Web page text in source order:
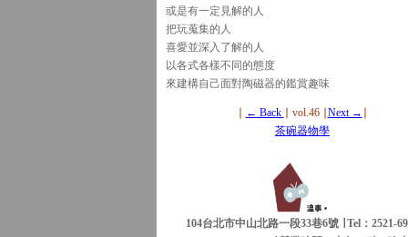
或是有一定見解的人
把玩蒐集的人
喜愛並深入了解的人
以各式各樣不同的態度
來建構自己面對陶磁器的鑑賞趣味
← Back ∣ vol.46 ∣ Next →
茶碗器物學
104台北市中山北路一段33巷6號 ∣ Tel：2521-